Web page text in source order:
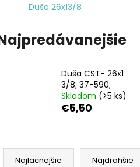
Duša 26x13/8
Duša CST- 26x1
3/8; 37-590;
Skladom (>5 ks)
€5,50
R
Najlacnejšie Najdrahšie